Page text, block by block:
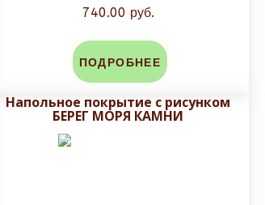
740.00 руб.
ПОДРОБНЕЕ
Напольное покрытие с рисунком
БЕРЕГ МОРЯ КАМНИ